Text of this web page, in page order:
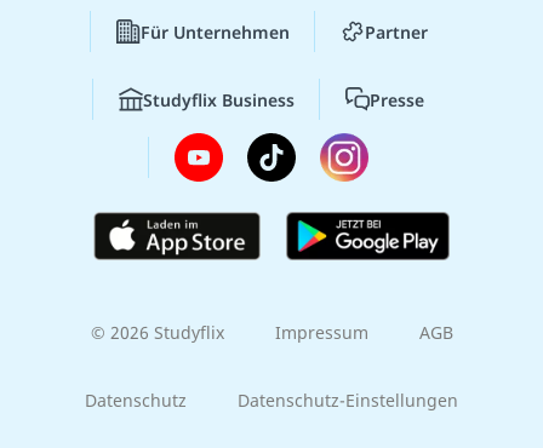
Für Unternehmen Partner
Studyflix Business Presse
© 2026 Studyflix Impressum AGB
Datenschutz Datenschutz-Einstellungen